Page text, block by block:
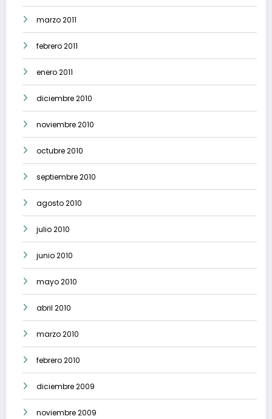
marzo 2011
febrero 2011
enero 2011
diciembre 2010
noviembre 2010
octubre 2010
septiembre 2010
agosto 2010
julio 2010
junio 2010
mayo 2010
abril 2010
marzo 2010
febrero 2010
diciembre 2009
noviembre 2009